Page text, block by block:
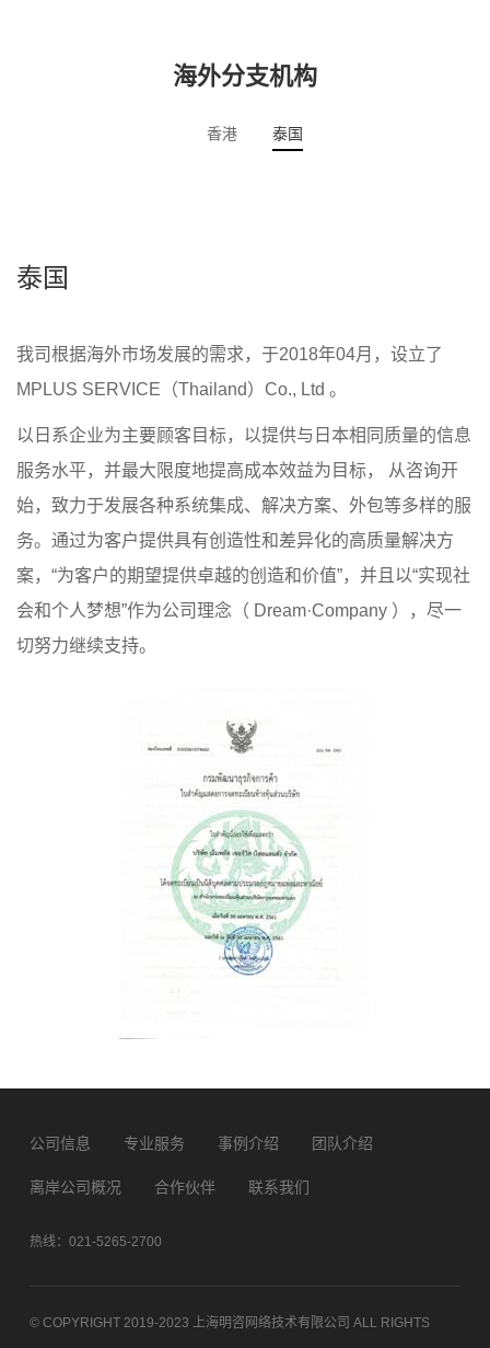
海外分支机构
香港 泰国
泰国
我司根据海外市场发展的需求，于2018年04月，设立了
MPLUS SERVICE（Thailand）Co., Ltd 。
以日系企业为主要顾客目标，以提供与日本相同质量的信息
服务水平，并最大限度地提高成本效益为目标， 从咨询开
始，致力于发展各种系统集成、解决方案、外包等多样的服
务。通过为客户提供具有创造性和差异化的高质量解决方
案，“为客户的期望提供卓越的创造和价值”，并且以“实现社
会和个人梦想”作为公司理念（ Dream·Company ），尽一
切努力继续支持。
公司信息 专业服务 事例介绍 团队介绍
离岸公司概况 合作伙伴 联系我们
热线：021-5265-2700
© COPYRIGHT 2019-2023 上海明咨网络技术有限公司 ALL RIGHTS